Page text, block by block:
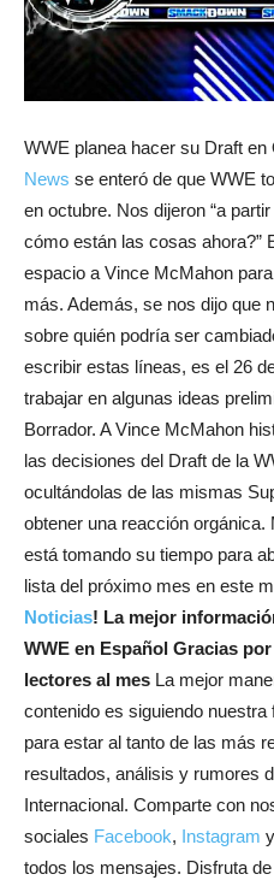
WWE planea hacer su Draft en
News se enteró de que WWE
en octubre. Nos dijeron “a
cómo están las cosas ahora?”
espacio a Vince McMahon
más. Además, se nos dijo que
sobre quién podría ser
escribir estas líneas, es el 26
trabajar en algunas ideas
Borrador. A Vince McMahon
las decisiones del Draft de la
ocultándolas de las mismas
obtener una reacción
está tomando su tiempo para
lista del próximo mes en este
Noticias! La mejor
WWE en Español Gracias
lectores al mes La mejor
contenido es siguiendo nuestra
para estar al tanto de las más
resultados, análisis y rumores
Internacional. Comparte con
sociales Facebook, Instagram y
todos los mensajes. Disfruta